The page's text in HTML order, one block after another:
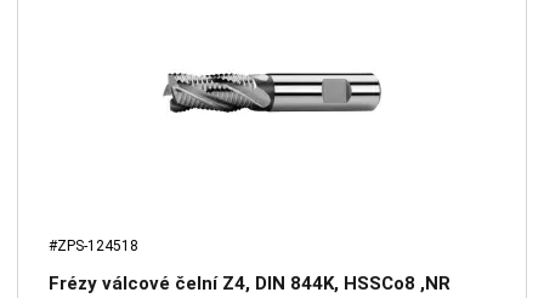
#ZPS-124518
Frézy válcové čelní Z4, DIN 844K, HSSCo8 ,NR